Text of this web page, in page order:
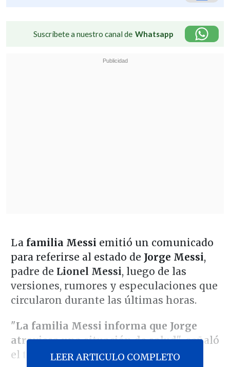
Suscríbete a nuestro canal de Whatsapp
La familia Messi emitió un comunicado
para referirse al estado de Jorge Messi,
padre de Lionel Messi, luego de las
versiones, rumores y especulaciones que
circularon durante las últimas horas.
"La familia Messi informa que Jorge
atraviesa una situación de salud", señaló
el texto publicado porDSports .
LEER ARTICULO COMPLETO